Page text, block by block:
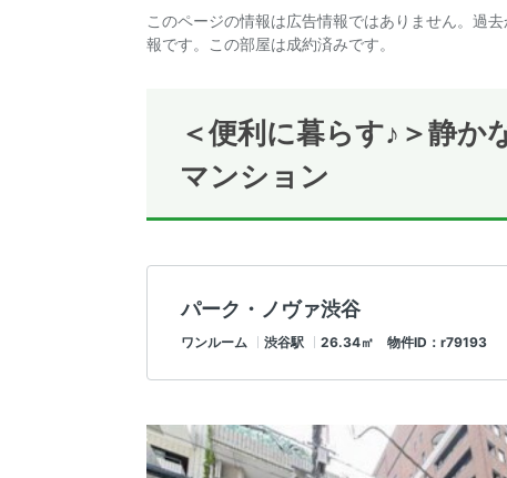
このページの情報は広告情報ではありません。過
報です。この部屋は成約済みです。
＜便利に暮らす♪＞静か
マンション
パーク・ノヴァ渋谷
ワンルーム 渋谷駅 26.34㎡ 物件ID：r79193